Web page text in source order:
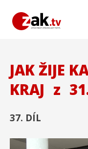
JAK ŽIJE
KRAJ z
37. DÍL